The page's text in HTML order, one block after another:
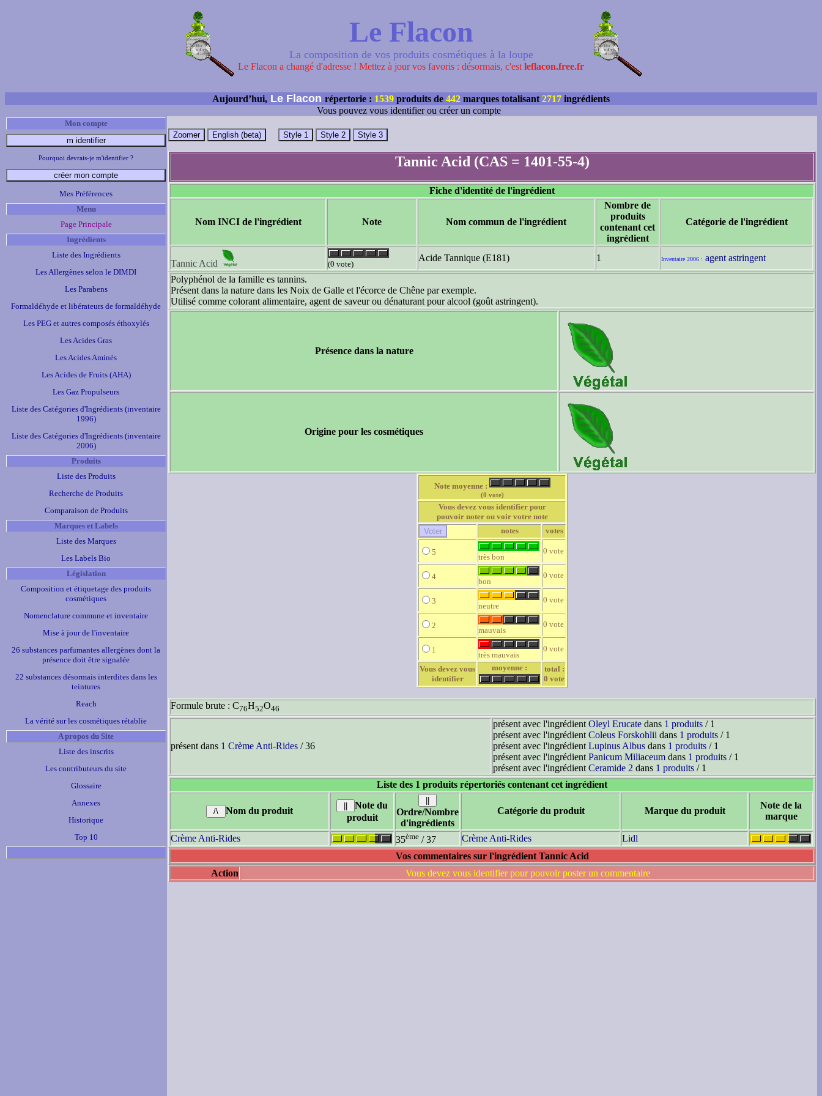
Le Flacon
La composition de vos produits cosmétiques à la loupe
Le Flacon a changé d'adresse ! Mettez à jour vos favoris : désormais, c'est leflacon.free.fr
Aujourd’hui, Le Flacon répertorie : 1539 produits de 442 marques totalisant 2717 ingrédients
Vous pouvez vous identifier ou créer un compte
Mon compte
Pourquoi devrais-je m'identifier ?
Mes Préférences
Menu
Page Principale
Ingrédients
Liste des Ingrédients
Les Allergènes selon le DIMDI
Les Parabens
Formaldéhyde et libérateurs de formaldéhyde
Les PEG et autres composés éthoxylés
Les Acides Gras
Les Acides Aminés
Les Acides de Fruits (AHA)
Les Gaz Propulseurs
Liste des Catégories d'Ingrédients (inventaire
1996)
Liste des Catégories d'Ingrédients (inventaire
2006)
Produits
Liste des Produits
Recherche de Produits
Comparaison de Produits
Marques et Labels
Liste des Marques
Les Labels Bio
Législation
Composition et étiquetage des produits
cosmétiques
Nomenclature commune et inventaire
Mise à jour de l'inventaire
26 substances parfumantes allergènes dont la
présence doit être signalée
22 substances désormais interdites dans les
teintures
Reach
La vérité sur les cosmétiques rétablie
A propos du Site
Liste des inscrits
Les contributeurs du site
Glossaire
Annexes
Historique
Top 10
Tannic Acid (CAS = 1401-55-4)
Fiche d'identité de l'ingrédient
Nom INCI de l'ingrédient Note Nom commun de l'ingrédient
Nombre de
produits
contenant cet
ingrédient
Catégorie de l'ingrédient
Tannic Acid (0 vote)
Acide Tannique (E181) 1 Inventaire 2006 : agent astringent
Polyphénol de la famille es tannins.
Présent dans la nature dans les Noix de Galle et l'écorce de Chêne par exemple.
Utilisé comme colorant alimentaire, agent de saveur ou dénaturant pour alcool (goût astringent).
Présence dans la nature
Origine pour les cosmétiques
Note moyenne :
(0 vote)
Vous devez vous identifier pour
pouvoir noter ou voir votre note
notes
votes
5
très bon
0 vote
4
bon
0 vote
3
neutre
0 vote
2
mauvais
0 vote
1
très mauvais
0 vote
Vous devez vous
identifier
moyenne :
total :
0 vote
Formule brute : C76H52O46
présent dans 1 Crème Anti-Rides / 36
présent avec l'ingrédient Oleyl Erucate dans 1 produits / 1
présent avec l'ingrédient Coleus Forskohlii dans 1 produits / 1
présent avec l'ingrédient Lupinus Albus dans 1 produits / 1
présent avec l'ingrédient Panicum Miliaceum dans 1 produits / 1
présent avec l'ingrédient Ceramide 2 dans 1 produits / 1
Liste des 1 produits répertoriés contenant cet ingrédient
Nom du produit
Note du
produit
Ordre/Nombre
d'ingrédients
Catégorie du produit Marque du produit
Note de la
marque
Crème Anti-Rides 35ème / 37 Crème Anti-Rides
Lidl
Vos commentaires sur l'ingrédient Tannic Acid
Action
Vous devez vous identifier pour pouvoir poster un commentaire